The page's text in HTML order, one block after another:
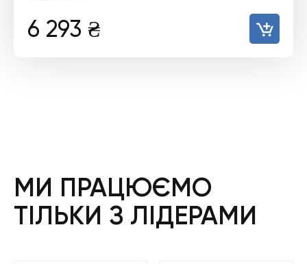
6 293 ₴
МИ ПРАЦЮЄМО
ТІЛЬКИ З ЛІДЕРАМИ